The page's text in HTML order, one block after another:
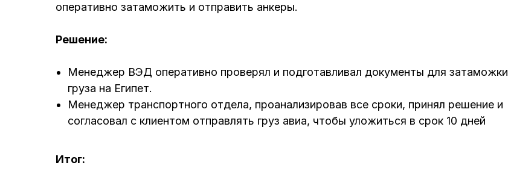
оперативно затаможить и отправить анкеры.
Решение:
Менеджер ВЭД оперативно проверял и подготавливал документы для затаможки
груза на Египет.
Менеджер транспортного отдела, проанализировав все сроки, принял решение и
согласовал с клиентом отправлять груз авиа, чтобы уложиться в срок 10 дней
Итог: